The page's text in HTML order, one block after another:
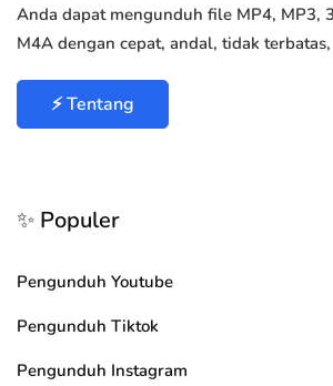
Anda dapat mengunduh file MP4, MP3,
M4A dengan cepat, andal, tidak
⚡ Tentang
✨ Populer
Pengunduh Youtube
Pengunduh Tiktok
Pengunduh Instagram